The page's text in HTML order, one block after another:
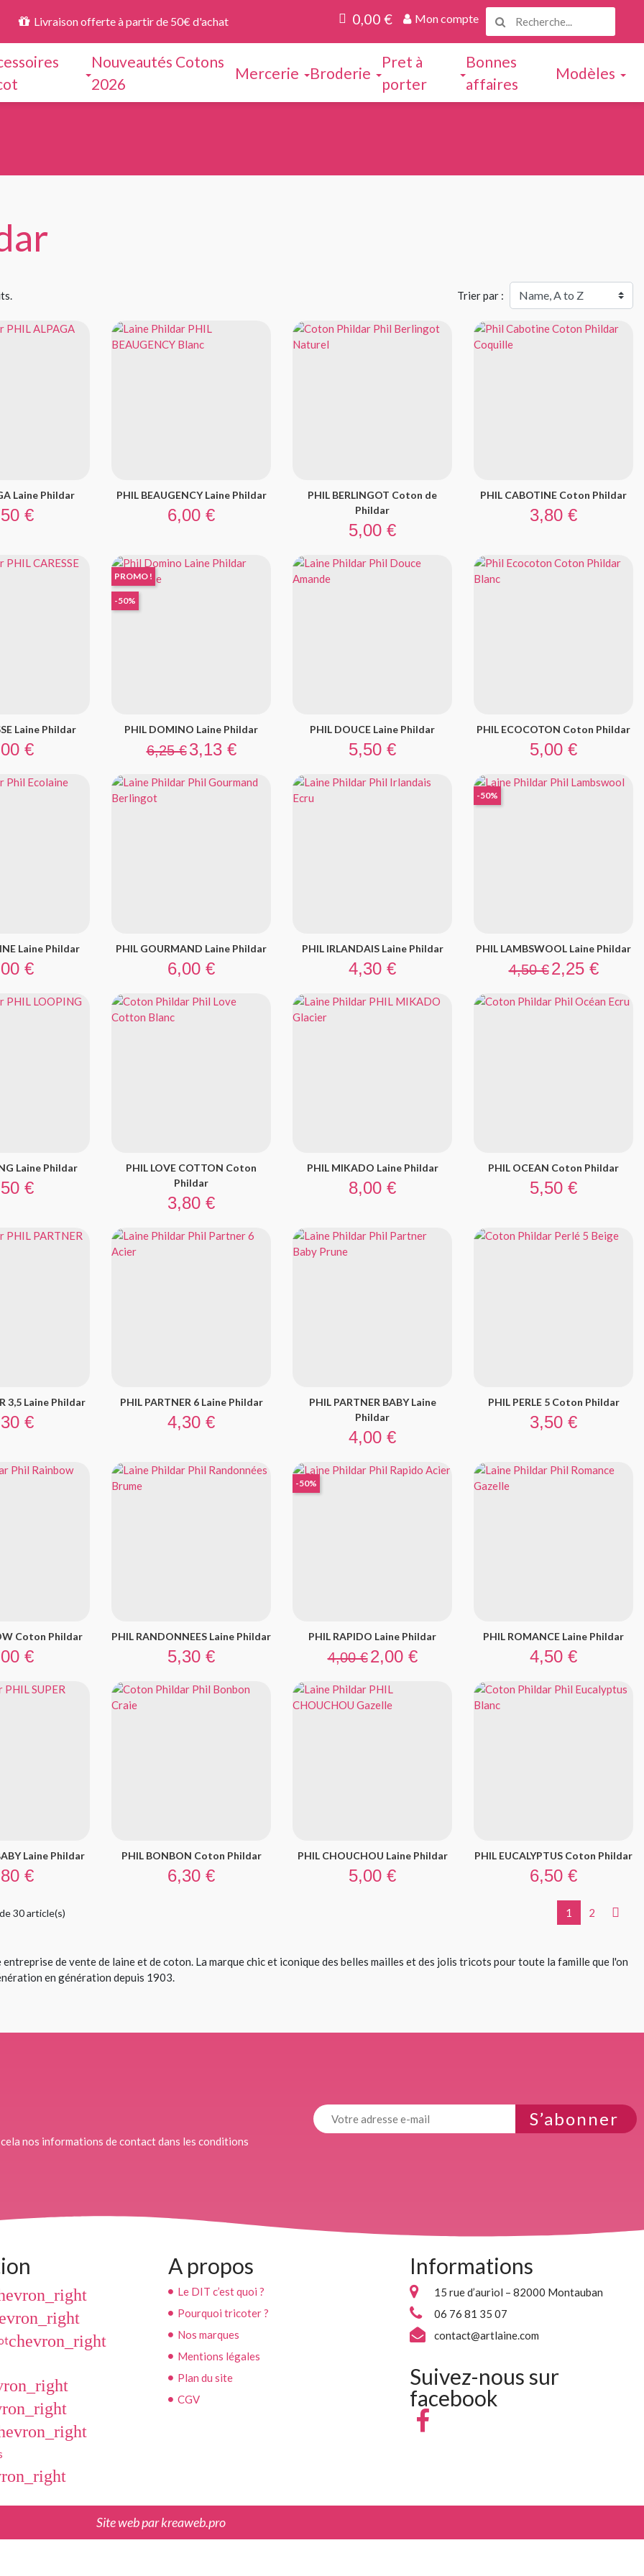
Livraison offerte à partir de 50€ d'achat 0,00 € Mon compte
Nouveautés Cotons
2026
Mercerie Broderie
Pret à
porter
Bonnes
affaires
Modèles
entreprise de vente de laine et de coton. La marque chic et iconique des belles mailles et des jolis tricots pour toute la famille que l'on
en génération depuis 1903.
Trier par :
Laine Phildar
€
PHIL BEAUGENCY Laine Phildar
Prix
6,00 €
PHIL BERLINGOT Coton de
Phildar
Prix
5,00 €
PHIL CABOTINE Coton Phildar
Prix
3,80 €
Laine Phildar
€
PHIL DOMINO Laine Phildar
Prix de base
6,25 € Prix
3,13 €
PROMO !
-50%
PHIL DOUCE Laine Phildar
Prix
5,50 €
PHIL ECOCOTON Coton Phildar
Prix
5,00 €
Laine Phildar
€
PHIL GOURMAND Laine Phildar
Prix
6,00 €
PHIL IRLANDAIS Laine Phildar
Prix
4,30 €
PHIL LAMBSWOOL Laine Phildar
Prix de base
4,50 € Prix
2,25 €
-50%
Laine Phildar
€
PHIL LOVE COTTON Coton
Phildar
Prix
3,80 €
PHIL MIKADO Laine Phildar
Prix
8,00 €
PHIL OCEAN Coton Phildar
Prix
5,50 €
3,5 Laine Phildar
€
PHIL PARTNER 6 Laine Phildar
Prix
4,30 €
PHIL PARTNER BABY Laine
Phildar
Prix
4,00 €
PHIL PERLE 5 Coton Phildar
Prix
3,50 €
Coton Phildar
€
PHIL RANDONNEES Laine Phildar
Prix
5,30 €
PHIL RAPIDO Laine Phildar
Prix de base
4,00 € Prix
2,00 €
-50%
PHIL ROMANCE Laine Phildar
Prix
4,50 €
Laine Phildar
€
PHIL BONBON Coton Phildar
Prix
6,30 €
PHIL CHOUCHOU Laine Phildar
Prix
5,00 €
PHIL EUCALYPTUS Coton Phildar
Prix
6,50 €
30 article(s) 1 2 
nos informations de contact dans les conditions
S’abonner
chevron_right
A propos
Le DIT c’est quoi ?
Pourquoi tricoter ?
Nos marques
Mentions légales
Plan du site
CGV
Informations
15 rue d’auriol – 82000 Montauban
06 76 81 35 07
contact@artlaine.com
Suivez-nous sur
facebook
Site web parkreaweb.pro